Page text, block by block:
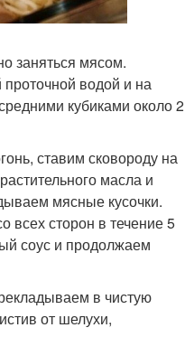
заняться мясом.
водой и на
кубиками около 2
ставим сковороду на
масла и
мясные кусочки.
сторон в течение 5
соус и продолжаем
в чистую
от шелухи,